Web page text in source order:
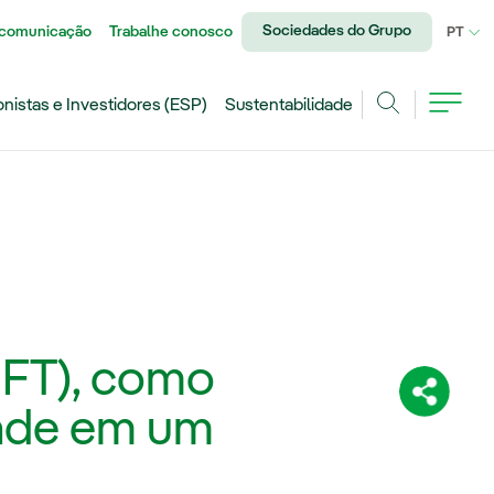
Trabalhe conosco Sociedades do Grupo PT
e Investidores (ESP)
Sustentabilidade
como
em um